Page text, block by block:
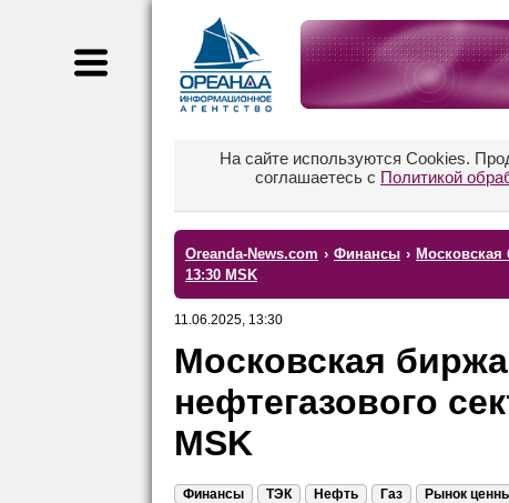
На сайте используются Cookies.
соглашаетесь с Политикой
Oreanda-News.com › Финансы › Московская
13:30 MSK
11.06.2025, 13:30
Московская
нефтегазового
MSK
Финансы ТЭК Нефть Газ Рынок